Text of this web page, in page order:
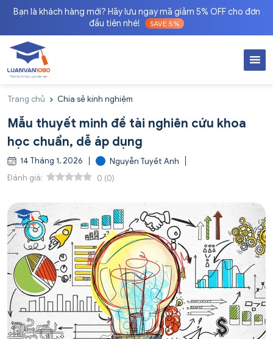
Bạn là khách hàng mới? Hãy lưu ngay mã giảm 5% OFF cho đơn
đầu tiên nhé!
SAVE 5%
Trang chủ Chia sẻ kinh nghiệm
Mẫu thuyết minh đề tài nghiên cứu khoa
học chuẩn, dễ áp dụng
14 Tháng 1, 2026
Nguyễn Tuyết Anh
Đánh giá:
0 (0)